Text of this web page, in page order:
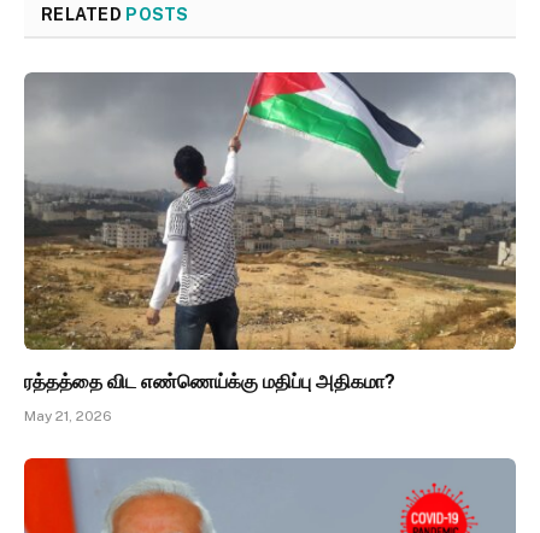
RELATED POSTS
ரத்தத்தை விட எண்ணெய்க்கு மதிப்பு அதிகமா?
May 21, 2026